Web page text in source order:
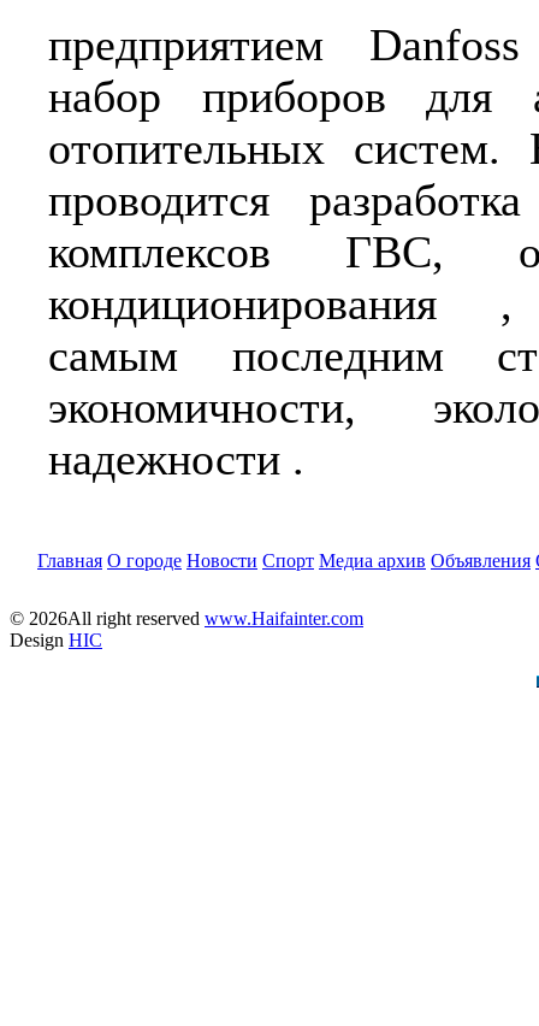
предприятием Danfoss
набор приборов для
отопительных
проводится
комплексов ГВС,
кондиционирования
самым последним
экономичности,
надежности .
Главная О городе Новости Спорт Медиа архив Объявления
© 2026All right reserved www.Haifainter.com
Design HIC